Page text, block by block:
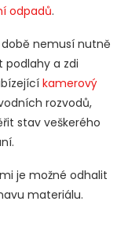
odpadů.
nemusí nutně
podlahy a zdi
kamerový
rozvodů,
stav veškerého
je možné odhalit
materiálu.